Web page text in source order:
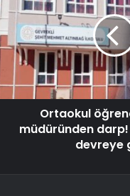
Ortaokul
müdüründen darp!
devreye